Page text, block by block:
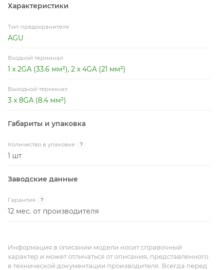
Характеристики
Тип предохранителя
AGU
Входной терминал
1 x 2GA (33.6 мм²), 2 x 4GA (21 мм²)
Выходной терминал
3 x 8GA (8.4 мм²)
Габариты и упаковка
Количество в упаковке ?
1 шт
Заводские данные
Гарантия ?
12 мес. от производителя
Информация в описании модели носит справочный
характер и может отличаться от описания, представленного
в технической документации производителя. Всегда перед